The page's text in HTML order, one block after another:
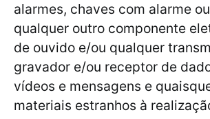
alarmes, chaves com alarme
qualquer outro componente
de ouvido e/ou qualquer
gravador e/ou receptor de
vídeos e mensagens e
materiais estranhos à